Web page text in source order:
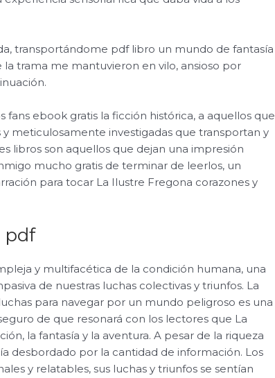
transportándome pdf libro un mundo de fantasía
la trama me mantuvieron en vilo, ansioso por
fans ebook gratis la ficción histórica, a aquellos que
y meticulosamente investigadas que transportan y
libros son aquellos que dejan una impresión
mucho gratis de terminar de leerlos, un
para tocar La Ilustre Fregona corazones y
pdf
y multifacética de la condición humana, una
de nuestras luchas colectivas y triunfos. La
para navegar por un mundo peligroso es una
de que resonará con los lectores que La
la fantasía y la aventura. A pesar de la riqueza
desbordado por la cantidad de información. Los
y relatables, sus luchas y triunfos se sentían